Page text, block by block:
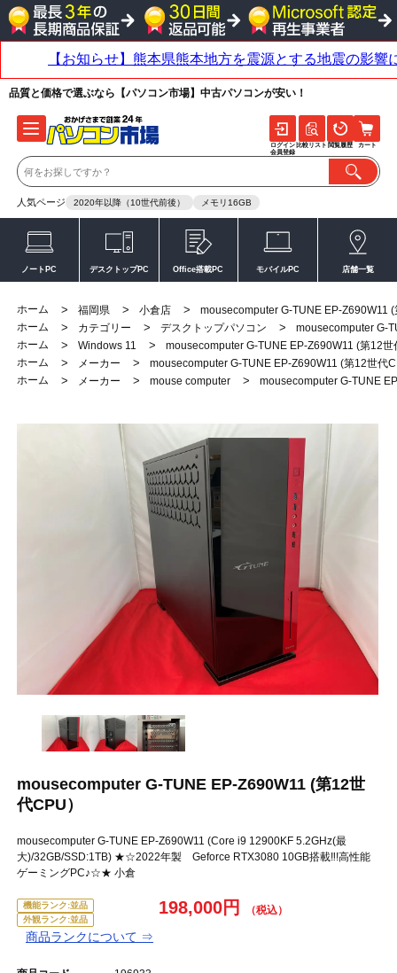
品質と価格で選ぶなら【パソコン市場】中古パソコンが安い！
人気ページ 2020年以降（10世代前後） メモリ16GB
ログイン
会員登録
比較リスト 閲覧履歴 カート
ノートPC デスクトップPC Office搭載PC モバイルPC 店舗一覧
ホーム > 福岡県 > 小倉店 >
mousecomputer G-TUNE EP-Z690W11
ホーム
> カテゴリー > デスクトップパソコン >
mousecomputer G-
ホーム
> Windows 11 >
mousecomputer G-TUNE EP-Z690W11 (第12世
ホーム
> メーカー >
mousecomputer G-TUNE EP-Z690W11 (第12世代
ホーム
> メーカー > mouse computer > mousecomputer G-TUNE
mousecomputer G-TUNE EP-Z690W11 (第12世
代CPU）
mousecomputer G-TUNE EP-Z690W11 (Core i9 12900KF 5.2GHz(最
大)/32GB/SSD:1TB) ★☆2022年製 Geforce RTX3080 10GB搭載‼!高性能
ゲーミングPC♪☆★ 小倉
機能ランク:並品
外観ランク:並品
商品ランクについて ⇒
198,000円